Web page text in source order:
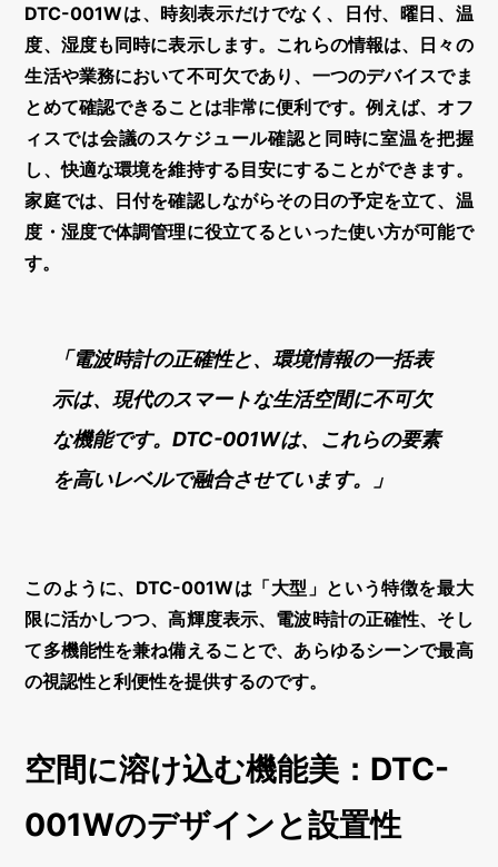
DTC-001Wは、時刻表示だけでなく、 日付、曜日、温
度、湿度も同時に表示します。これらの情報は、日々の
生活や業務において不可欠であり、一つのデバイスでま
とめて確認できることは非常に便利です。例えば、オフ
ィスでは会議のスケジュール確認と同時に室温を把握
し、快適な環境を維持する目安にすることができます。
家庭では、日付を確認しながらその日の予定を立て、温
度・湿度で体調管理に役立てるといった使い方が可能で
す。
「電波時計の正確性と、環境情報の一括表
示は、現代のスマートな生活空間に不可欠
な機能です。DTC-001Wは、これらの要素
を高いレベルで融合させています。」
このように、DTC-001Wは「大型」という特徴を最大
限に活かしつつ、高輝度表示、電波時計の正確性、そし
て多機能性を兼ね備えることで、あらゆるシーンで最高
の視認性と利便性を提供するのです。
空間に溶け込む機能美：DTC-
001Wのデザインと設置性